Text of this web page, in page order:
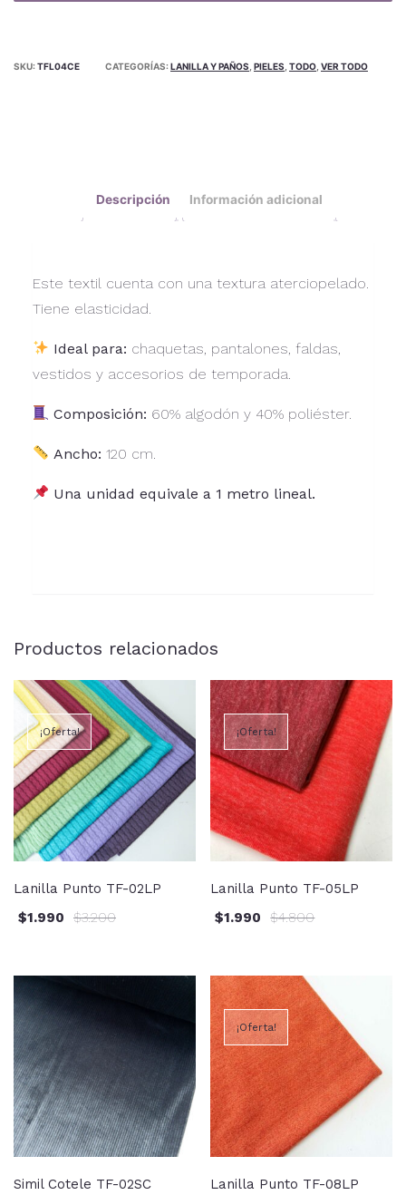
SKU:TFL04CE CATEGORÍAS:LANILLA Y PAÑOS PIELES TODO VER TODO
Descripción Información adicional
Este textil cuenta con una textura aterciopelado.
Tiene elasticidad.
Ideal para: chaquetas, pantalones, faldas,
vestidos y accesorios de temporada.
Composición: 60% algodón y 40% poliéster.
Ancho: 120 cm.
Una unidad equivale a 1 metro lineal.
Productos relacionados
¡Oferta!
Lanilla Punto TF-02LP
$3.200
$1.990
¡Oferta!
Lanilla Punto TF-05LP
$4.800
$1.990
Simil Cotele TF-02SC
¡Oferta!
Lanilla Punto TF-08LP